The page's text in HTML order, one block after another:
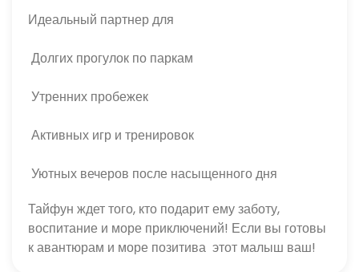
Идеальный партнер для
Долгих прогулок по паркам
Утренних пробежек
Активных игр и тренировок
Уютных вечеров после насыщенного дня
Тайфун ждет того, кто подарит ему заботу,
воспитание и море приключений! Если вы готовы
к авантюрам и море позитива  этот малыш ваш!